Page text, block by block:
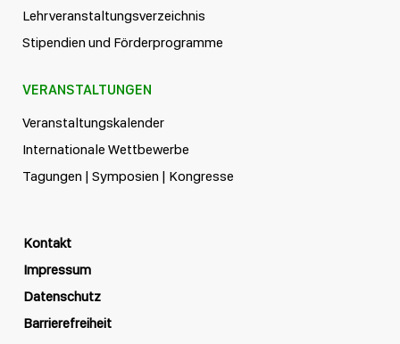
Lehrveranstaltungsverzeichnis
Stipendien und Förderprogramme
VERANSTALTUNGEN
Veranstaltungskalender
Internationale Wettbewerbe
Tagungen | Symposien | Kongresse
Kontakt
Impressum
Datenschutz
Barrierefreiheit